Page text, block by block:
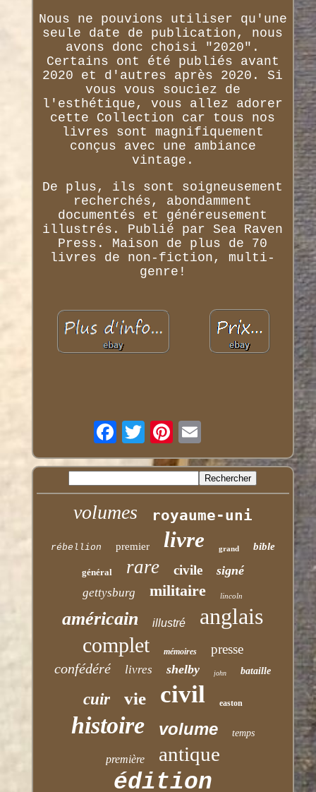
Nous ne pouvions utiliser qu'une
seule date de publication, nous
avons donc choisi "2020".
Certains ont été publiés avant
2020 et d'autres après 2020. Si
vous vous souciez de
l'esthétique, vous allez adorer
cette Collection car tous nos
livres sont magnifiquement
conçus avec une ambiance
vintage.
De plus, ils sont soigneusement
recherchés, abondamment
documentés et généreusement
illustrés. Publié par Sea Raven
Press. Maison de plus de 70
livres de non-fiction, multi-
genre!
volumes royaume-uni
rébellion premier livre grand bible
général rare civile signé
gettysburg militaire lincoln
américain illustré anglais
complet mémoires presse
confédéré livres shelby john bataille
cuir vie civil easton
histoire volume temps
première antique
édition